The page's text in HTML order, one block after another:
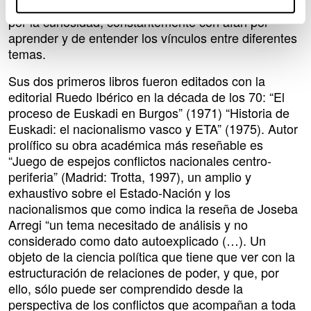
por la curiosidad, constantemente con afán por
aprender y de entender los vínculos entre diferentes
temas.
Sus dos primeros libros fueron editados con la
editorial Ruedo Ibérico en la década de los 70: “El
proceso de Euskadi en Burgos” (1971) “Historia de
Euskadi: el nacionalismo vasco y ETA” (1975). Autor
prolífico su obra académica más reseñable es
“Juego de espejos conflictos nacionales centro-
periferia” (Madrid: Trotta, 1997), un amplio y
exhaustivo sobre el Estado-Nación y los
nacionalismos que como indica la reseña de Joseba
Arregi “un tema necesitado de análisis y no
considerado como dato autoexplicado (…). Un
objeto de la ciencia política que tiene que ver con la
estructuración de relaciones de poder, y que, por
ello, sólo puede ser comprendido desde la
perspectiva de los conflictos que acompañan a toda